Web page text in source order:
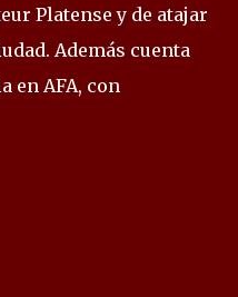
Platense y de atajar
Además cuenta
en AFA, con